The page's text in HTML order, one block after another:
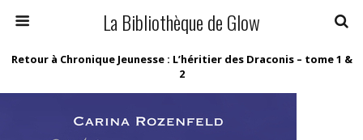
La Bibliothèque de Glow
Retour à Chronique Jeunesse : L’héritier des Draconis – tome 1 &
2